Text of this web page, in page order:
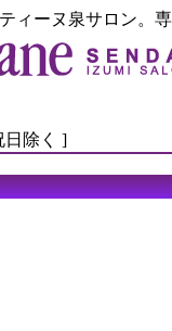
ィーヌ泉サロン。
日除く ]